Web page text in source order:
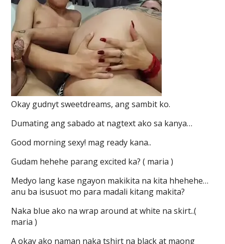
Okay gudnyt sweetdreams, ang sambit ko.
Dumating ang sabado at nagtext ako sa kanya…
Good morning sexy! mag ready kana..
Gudam hehehe parang excited ka? ( maria )
Medyo lang kase ngayon makikita na kita hhehehe…
anu ba isusuot mo para madali kitang makita?
Naka blue ako na wrap around at white na skirt..(
maria )
A okay ako naman naka tshirt na black at maong